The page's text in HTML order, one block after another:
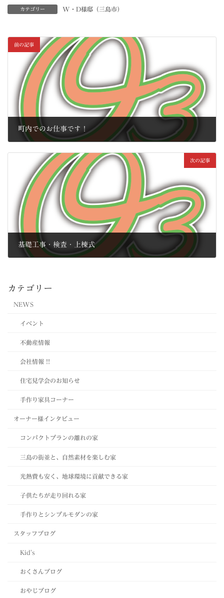
カテゴリー W・D様邸（三島市）
前の記事
町内でのお仕事です！
次の記事
基礎工事・検査・上棟式
カテゴリー
NEWS
イベント
不動産情報
会社情報 !!
住宅見学会のお知らせ
手作り家具コーナー
オーナー様インタビュー
コンパクトプランの離れの家
三島の街並と、自然素材を楽しむ家
光熱費も安く、地球環境に貢献できる家
子供たちが走り回れる家
手作りとシンプルモダンの家
スタッフブログ
Kid's
おくさんブログ
おやじブログ